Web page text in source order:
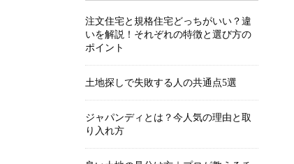
注文住宅と規格住宅どっちがいい？違
いを解説！それぞれの特徴と選び方の
ポイント
土地探しで失敗する人の共通点5選
ジャパンディとは？今人気の理由と取
り入れ方